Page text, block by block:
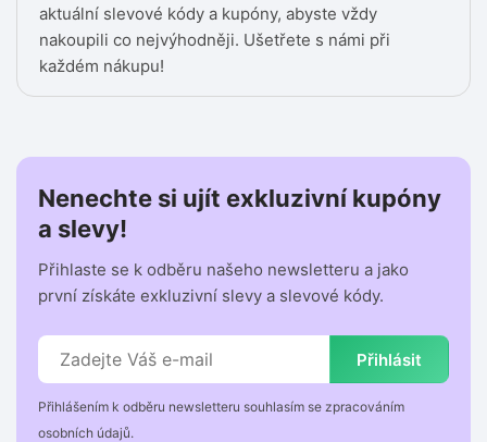
aktuální slevové kódy a kupóny, abyste vždy
nakoupili co nejvýhodněji. Ušetřete s námi při
každém nákupu!
Nenechte si ujít exkluzivní kupóny
a slevy!
Přihlaste se k odběru našeho newsletteru a jako
první získáte exkluzivní slevy a slevové kódy.
Přihlásit
Přihlášením k odběru newsletteru souhlasím se zpracováním
osobních údajů.